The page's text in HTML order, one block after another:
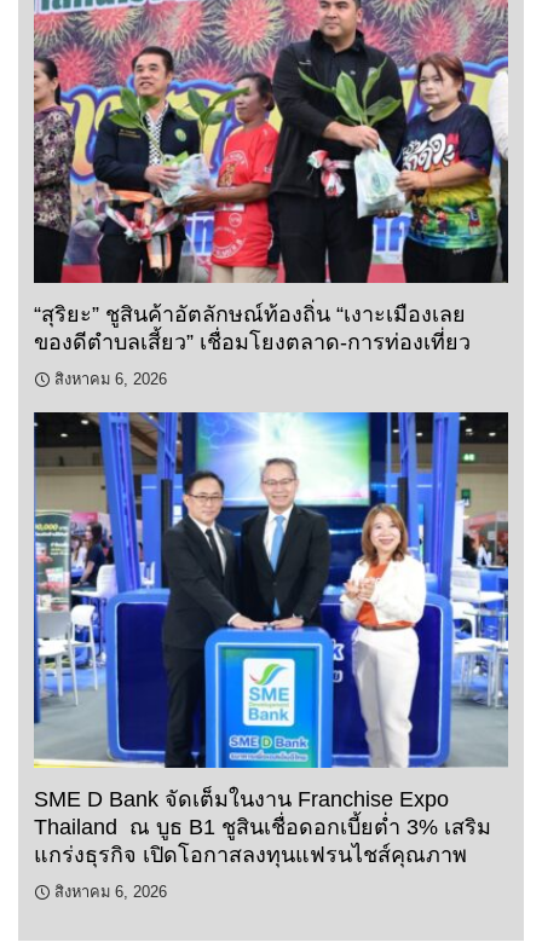
“สุริยะ” ชูสินค้าอัตลักษณ์ท้องถิ่น “เงาะเมืองเลย
ของดีตำบลเสี้ยว” เชื่อมโยงตลาด-การท่องเที่ยว
สิงหาคม 6, 2026
SME D Bank จัดเต็มในงาน Franchise Expo
Thailand ณ บูธ B1 ชูสินเชื่อดอกเบี้ยต่ำ 3% เสริม
แกร่งธุรกิจ เปิดโอกาสลงทุนแฟรนไชส์คุณภาพ
สิงหาคม 6, 2026